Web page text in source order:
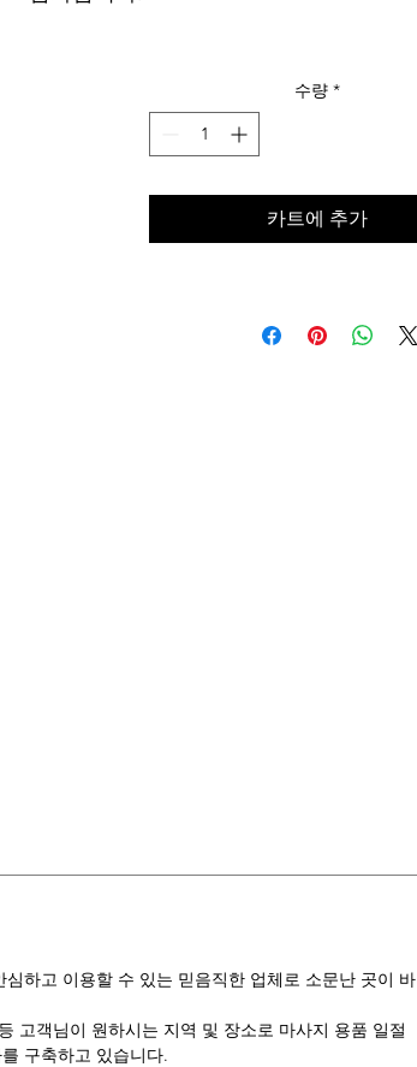
수량 *
카트에 추가
하고 이용할 수 있는 믿음직한 업체로 소문난 곳이 바
고객님이 원하시는 지역 및 장소로 마사지 용품 일절
구축하고 있습니다.